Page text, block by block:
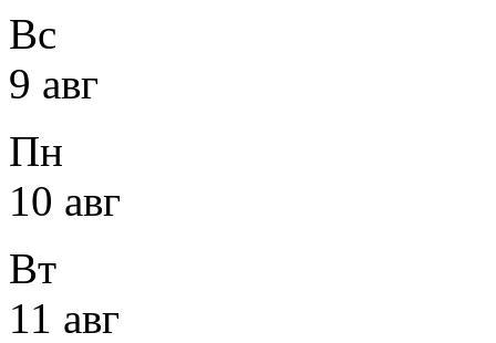
Вс
9 авг
Пн
10 авг
Вт
11 авг